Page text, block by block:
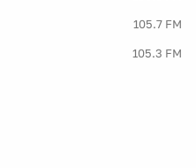
105.7 FM
105.3 FM